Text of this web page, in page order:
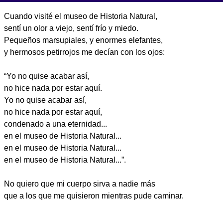
Cuando visité el museo de Historia Natural,
sentí un olor a viejo, sentí frío y miedo.
Pequeños marsupiales, y enormes elefantes,
y hermosos petirrojos me decían con los ojos:
“Yo no quise acabar así,
no hice nada por estar aquí.
Yo no quise acabar así,
no hice nada por estar aquí,
condenado a una eternidad...
en el museo de Historia Natural...
en el museo de Historia Natural...
en el museo de Historia Natural...”.
No quiero que mi cuerpo sirva a nadie más
que a los que me quisieron mientras pude caminar.